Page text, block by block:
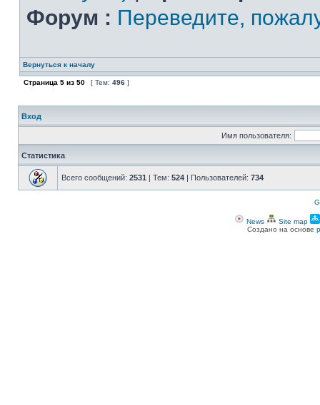
Форум : Переведите,
Вернуться к началу
Страница 5 из 50 [ Тем: 496 ]
Вход
Имя пользователя:
Статистика
Всего сообщений: 2531 | Тем: 524 | Пользователей: 734
News Site map
Создано на основе